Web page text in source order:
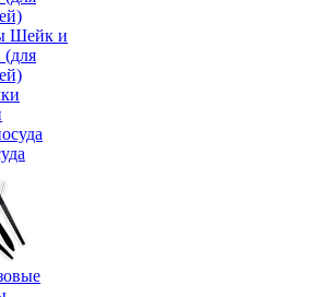
Шейк и